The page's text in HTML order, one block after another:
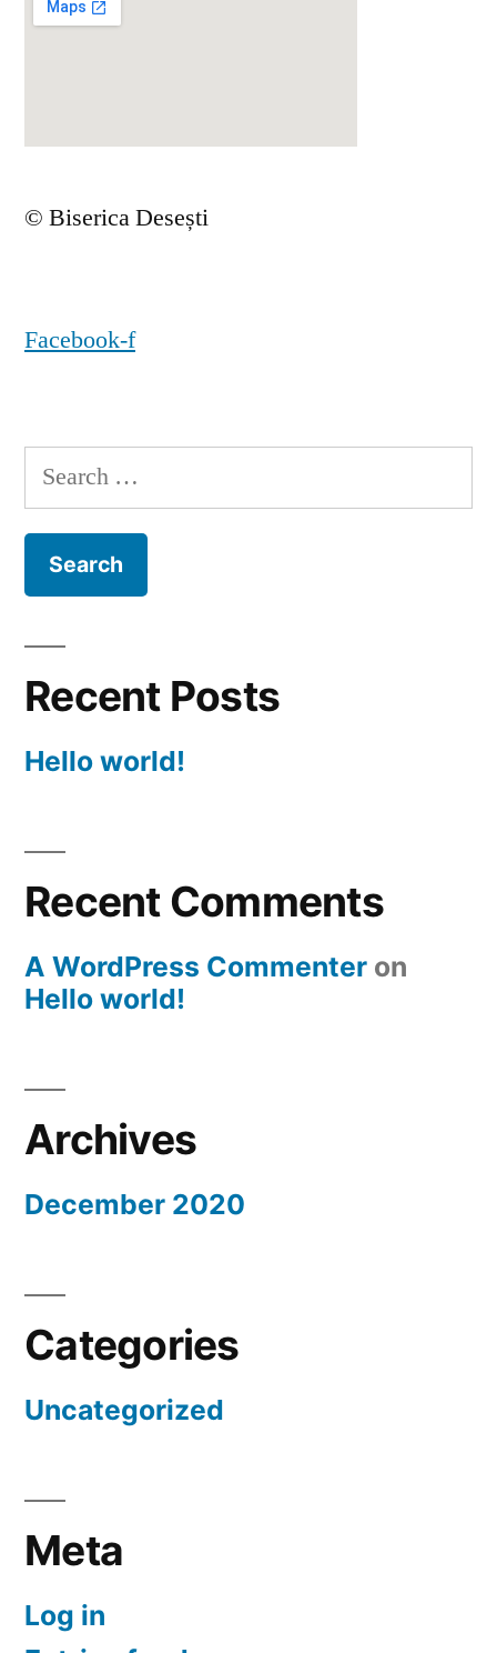
© Biserica Desești
Facebook-f
Search
for:
Recent Posts
Hello world!
Recent Comments
A WordPress Commenter on
Hello world!
Archives
December 2020
Categories
Uncategorized
Meta
Log in